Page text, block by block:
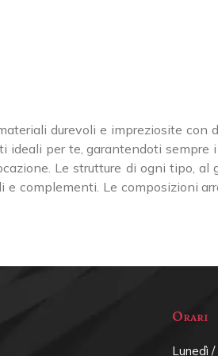
durevoli e impreziosite
per te, garantendoti sempre
Le strutture di ogni tipo,
complementi. Le composizioni
Orari
Lunedì